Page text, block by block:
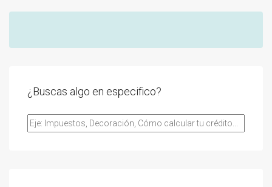
¿Buscas algo en especifico?